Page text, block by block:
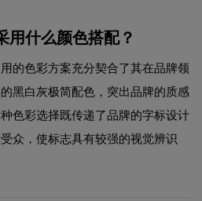
用什么颜色搭配？
的色彩方案充分契合了其在品牌领
黑白灰极简配色，突出品牌的质感
色彩选择既传递了品牌的字标设计
众，使标志具有较强的视觉辨识